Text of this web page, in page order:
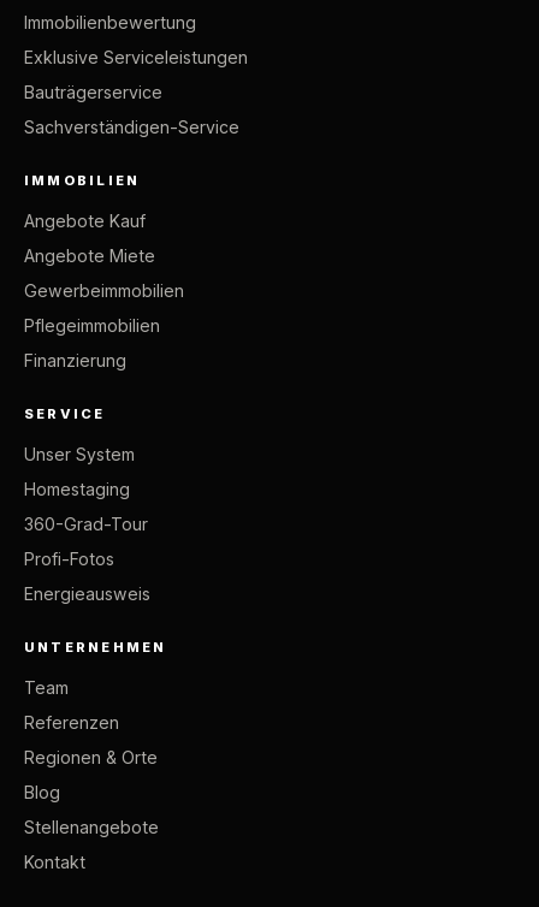
Immobilienbewertung
Exklusive Serviceleistungen
Bauträgerservice
Sachverständigen-Service
IMMOBILIEN
Angebote Kauf
Angebote Miete
Gewerbeimmobilien
Pflegeimmobilien
Finanzierung
SERVICE
Unser System
Homestaging
360-Grad-Tour
Profi-Fotos
Energieausweis
UNTERNEHMEN
Team
Referenzen
Regionen & Orte
Blog
Stellenangebote
Kontakt